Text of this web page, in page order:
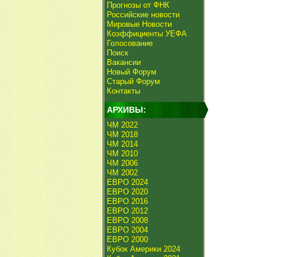
Прогнозы от ФНК
Российские новости
Мировые Новости
Коэффициенты УЕФА
Голосование
Поиск
Вакансии
Новый Форум
Старый Форум
Контакты
АРХИВЫ:
ЧМ 2022
ЧМ 2018
ЧМ 2014
ЧМ 2010
ЧМ 2006
ЧМ 2002
ЕВРО 2024
ЕВРО 2020
ЕВРО 2016
ЕВРО 2012
ЕВРО 2008
ЕВРО 2004
ЕВРО 2000
Кубок Америки 2024